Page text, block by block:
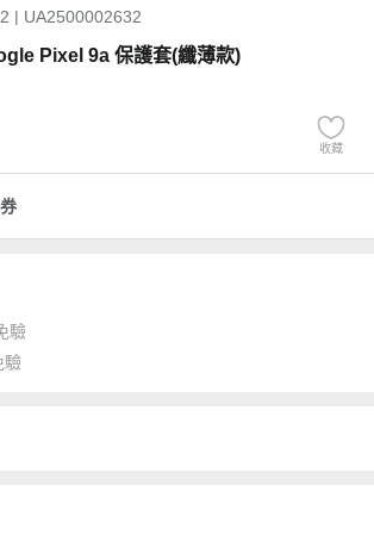
| UA2500002632
Pixel 9a 保護套(纖薄款)
收藏
驗
驗